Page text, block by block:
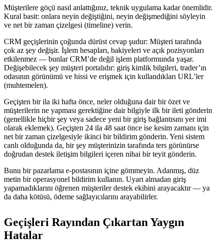
Müşterilere göçü nasıl anlattığınız, teknik uygulama kadar önemlidir.
Kural basit: onlara neyin değiştiğini, neyin değişmediğini söyleyin
ve net bir zaman çizelgesi (timeline) verin.
CRM geçişlerinin çoğunda dürüst cevap şudur: Müşteri tarafında
çok az şey değişir. İşlem hesapları, bakiyeleri ve açık pozisyonları
etkilenmez — bunlar CRM’de değil işlem platformunda yaşar.
Değişebilecek şey müşteri portalıdır: giriş kimlik bilgileri, trader’ın
odasının görünümü ve hissi ve erişmek için kullandıkları URL’ler
(muhtemelen).
Geçişten bir ila iki hafta önce, neler olduğuna dair bir özet ve
müşterilerin ne yapması gerektiğine dair bilgiyle ilk bir ileti gönderin
(genellikle hiçbir şey veya sadece yeni bir giriş bağlantısını yer imi
olarak eklemek). Geçişten 24 ila 48 saat önce ise kesim zamanı için
net bir zaman çizelgesiyle ikinci bir bildirim gönderin. Yeni sistem
canlı olduğunda da, bir şey müşterinizin tarafında ters görünürse
doğrudan destek iletişim bilgileri içeren nihai bir teyit gönderin.
Bunu bir pazarlama e-postasının içine gömmeyin. Adanmış, düz
metin bir operasyonel bildirim kullanın. Uyarı almadan giriş
yapamadıklarını öğrenen müşteriler destek ekibini arayacaktır — ya
da daha kötüsü, ödeme sağlayıcılarını arayabilirler.
Geçişleri Rayından Çıkartan Yaygın
Hatalar